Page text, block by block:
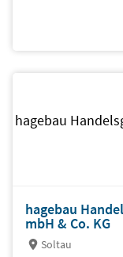
hagebau
hagebau
mbH & Co. KG
Soltau